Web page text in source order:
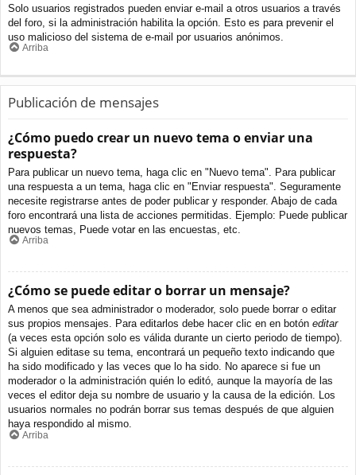
Solo usuarios registrados pueden enviar e-mail a otros usuarios a través
del foro, si la administración habilita la opción. Esto es para prevenir el
uso malicioso del sistema de e-mail por usuarios anónimos.
Arriba
Publicación de mensajes
¿Cómo puedo crear un nuevo tema o enviar una
respuesta?
Para publicar un nuevo tema, haga clic en "Nuevo tema". Para publicar
una respuesta a un tema, haga clic en "Enviar respuesta". Seguramente
necesite registrarse antes de poder publicar y responder. Abajo de cada
foro encontrará una lista de acciones permitidas. Ejemplo: Puede publicar
nuevos temas, Puede votar en las encuestas, etc.
Arriba
¿Cómo se puede editar o borrar un mensaje?
A menos que sea administrador o moderador, solo puede borrar o editar
sus propios mensajes. Para editarlos debe hacer clic en en botón editar
(a veces esta opción solo es válida durante un cierto periodo de tiempo).
Si alguien editase su tema, encontrará un pequeño texto indicando que
ha sido modificado y las veces que lo ha sido. No aparece si fue un
moderador o la administración quién lo editó, aunque la mayoría de las
veces el editor deja su nombre de usuario y la causa de la edición. Los
usuarios normales no podrán borrar sus temas después de que alguien
haya respondido al mismo.
Arriba